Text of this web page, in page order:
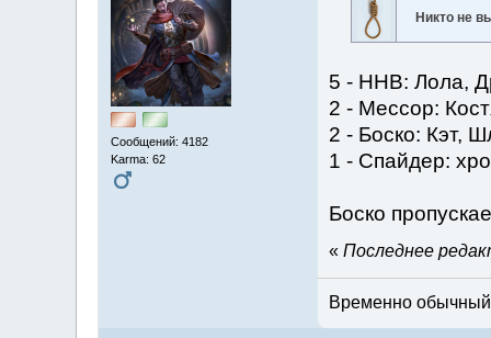
Сообщений: 4182
Karma: 62
Никто не
5 - ННВ: Лола,
2 - Мессор:
2 - Боско: Кэт,
1 - Спайдер:
Боско
« Последнее
Временно обычный